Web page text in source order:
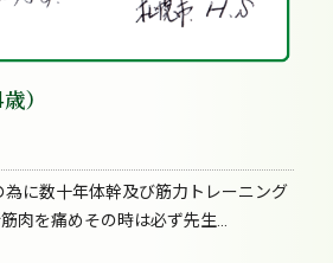
）
に数十年体幹及び筋力トレーニング
肉を痛めその時は必ず先生...